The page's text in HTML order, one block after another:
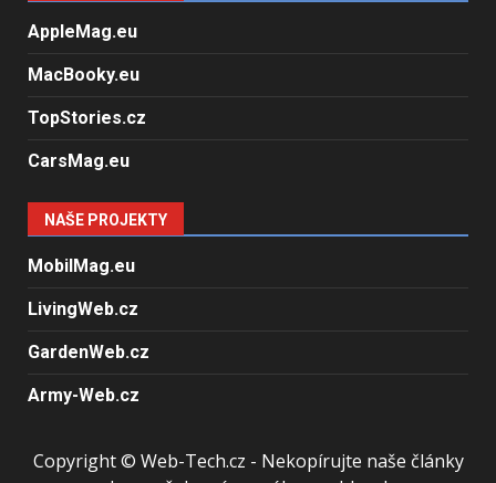
AppleMag.eu
MacBooky.eu
TopStories.cz
CarsMag.eu
NAŠE PROJEKTY
MobilMag.eu
LivingWeb.cz
GardenWeb.cz
Army-Web.cz
Copyright © Web-Tech.cz - Nekopírujte naše články